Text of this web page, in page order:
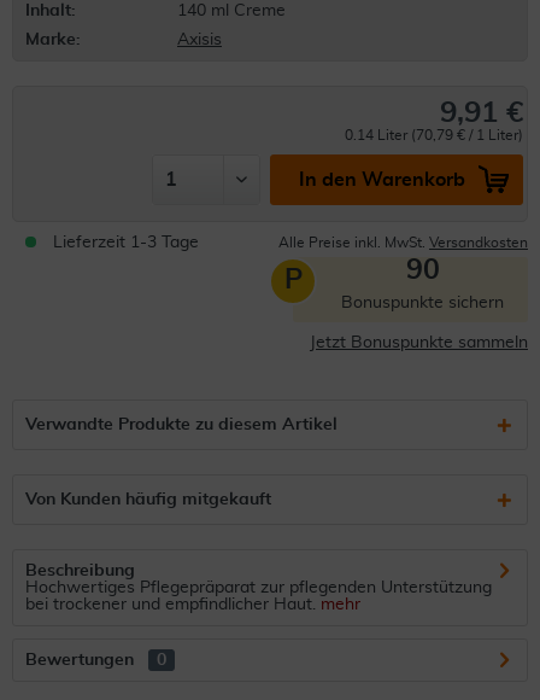
Inhalt:
140 ml Creme
Marke:
Axisis
9,91 €
0.14 Liter (70,79 € / 1 Liter)
In den Warenkorb
Lieferzeit 1-3 Tage Alle Preise inkl. MwSt. Versandkosten
P 90
Bonuspunkte sichern
Jetzt Bonuspunkte sammeln
Verwandte Produkte zu diesem Artikel
Von Kunden häufig mitgekauft
Beschreibung
Hochwertiges Pflegepräparat zur pflegenden Unterstützung
bei trockener und empfindlicher Haut. mehr
Bewertungen 0